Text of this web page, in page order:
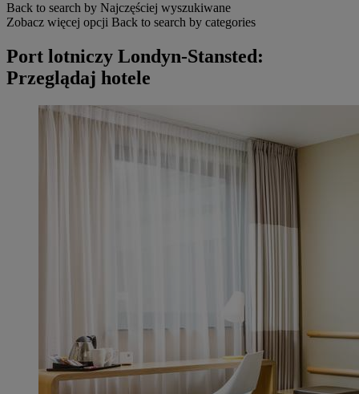
Back to search by Najczęściej wyszukiwane
Zobacz więcej opcji Back to search by categories
Port lotniczy Londyn-Stansted:
Przeglądaj hotele